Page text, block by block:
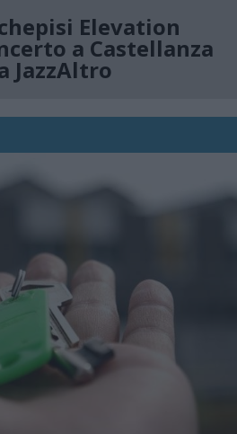
Elevation
a Castellanza
JazzAltro